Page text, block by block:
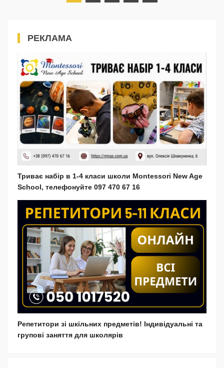
РЕКЛАМА
Триває набір в 1-4 класи школи Montessori New Age
School, телефонуйте 097 470 67 16
Репетитори зі шкільних предметів! Індивідуальні та
групові заняття для школярів